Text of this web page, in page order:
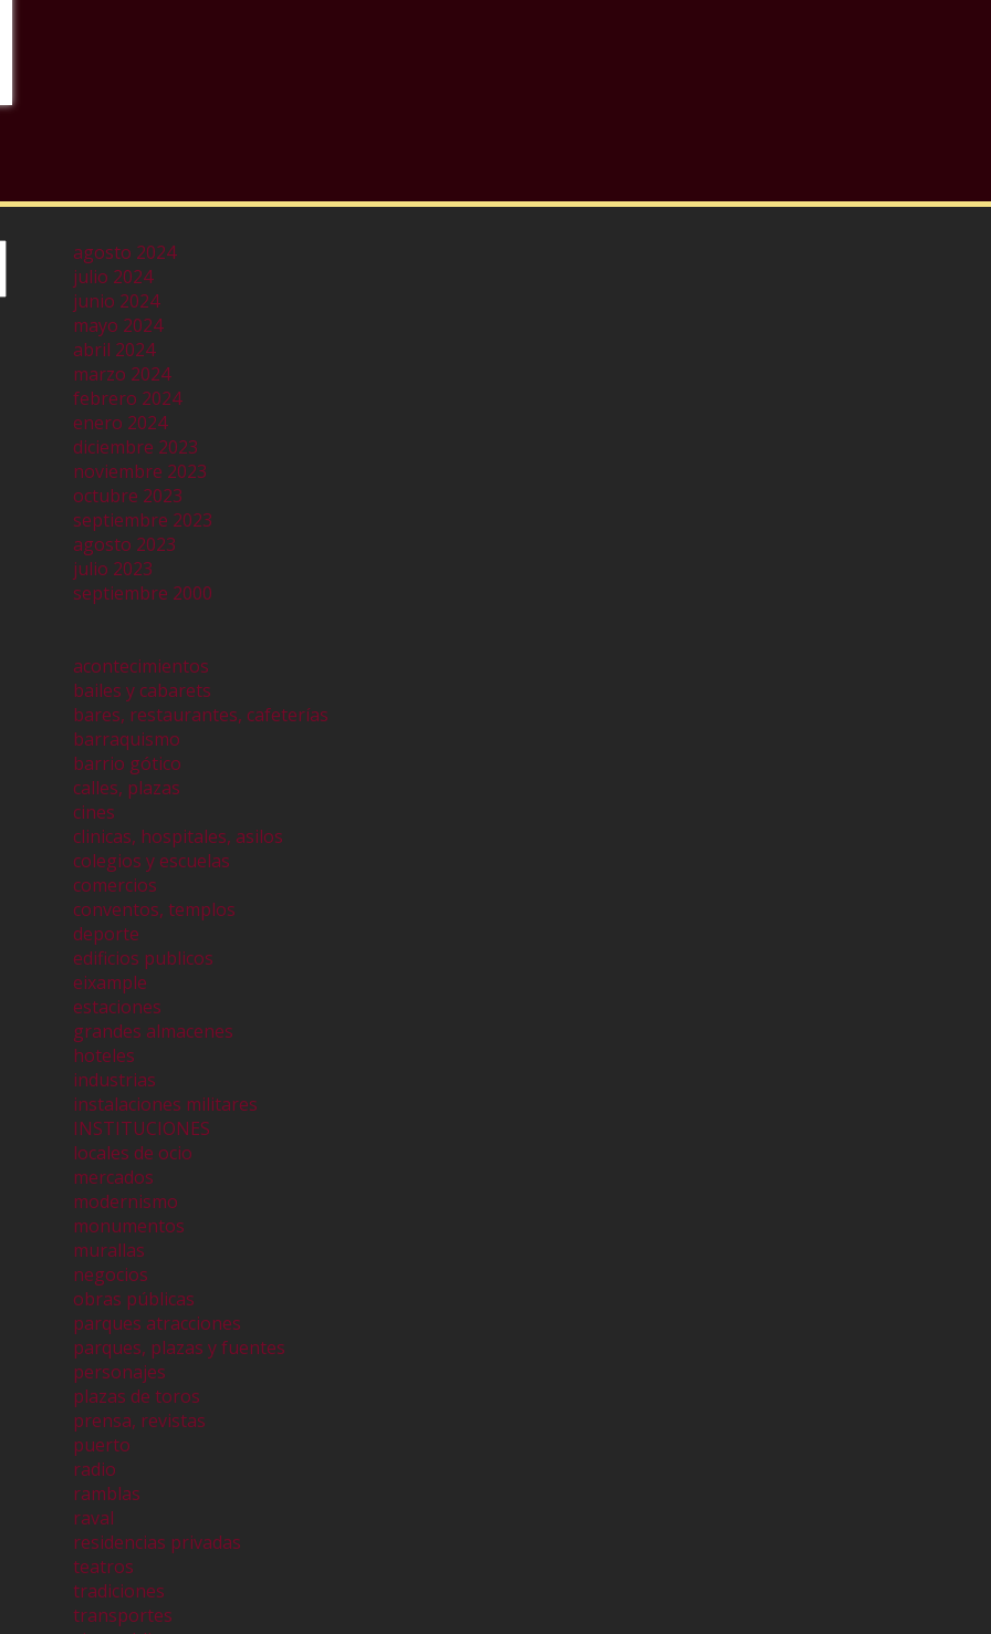
agosto 2024
julio 2024
junio 2024
mayo 2024
abril 2024
marzo 2024
febrero 2024
enero 2024
diciembre 2023
noviembre 2023
octubre 2023
septiembre 2023
agosto 2023
julio 2023
septiembre 2000
acontecimientos
bailes y cabarets
bares, restaurantes, cafeterías
barraquismo
barrio gótico
calles, plazas
cines
clinicas, hospitales, asilos
colegios y escuelas
comercios
conventos, templos
deporte
edificios publicos
eixample
estaciones
grandes almacenes
hoteles
industrias
instalaciones militares
INSTITUCIONES
locales de ocio
mercados
modernismo
monumentos
murallas
negocios
obras públicas
parques atracciones
parques, plazas y fuentes
personajes
plazas de toros
prensa, revistas
puerto
radio
ramblas
raval
residencias privadas
teatros
tradiciones
transportes